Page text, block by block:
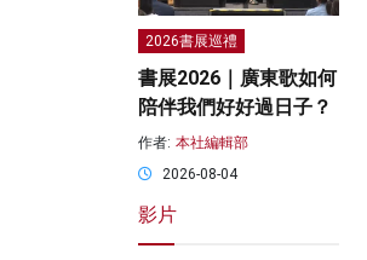
2026書展巡禮
書展2026｜廣東歌如何
陪伴我們好好過日子？
作者: 本社編輯部
2026-08-04
影片